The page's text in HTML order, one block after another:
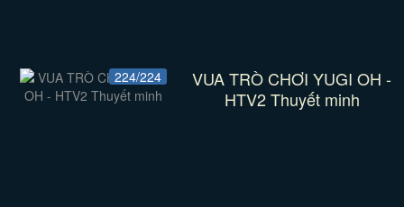
224/224
VUA TRÒ CHƠI YUGI OH -
HTV2 Thuyết minh